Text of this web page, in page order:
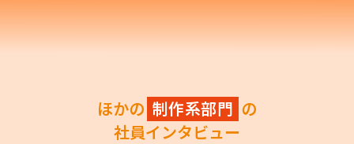
ほかの 制作系部門 の
社員インタビュー